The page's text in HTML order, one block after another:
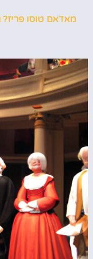
מאדאם טוסו פריז?